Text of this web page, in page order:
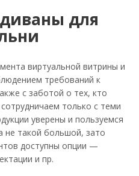
для
виртуальной витрины и
требований к
с заботой о тех, кто
только с теми
уверены и пользуемся
не такой большой, зато
доступны опции —
и пр.